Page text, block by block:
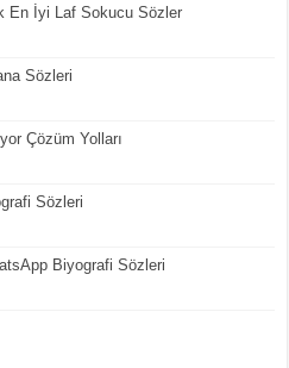
En İyi Laf Sokucu Sözler
Sözleri
Çözüm Yolları
Sözleri
Biyografi Sözleri